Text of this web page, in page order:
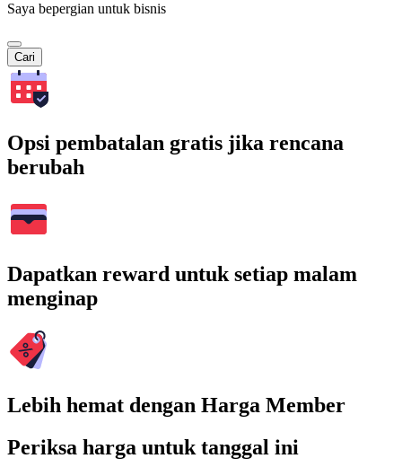
Saya bepergian untuk bisnis
Cari
Opsi pembatalan gratis jika rencana
berubah
Dapatkan reward untuk setiap malam
menginap
Lebih hemat dengan Harga Member
Periksa harga untuk tanggal ini